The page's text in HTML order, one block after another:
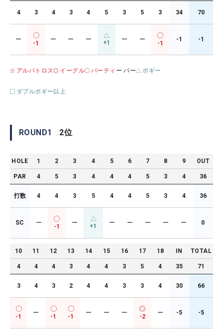
4 3 4 3 4 5 3 5 3 34 70
ー
-1
ー ー ー +1 ー ー
-1
-1 -1
アルバトロス イーグル バーティ ー パー ボギー
ダブルボギー以上
ROUND1 2位
HOLE 1 2 3 4 5 6 7 8 9 OUT
PAR 4 5 3 4 4 4 5 3 4 36
打数 4 4 3 5 4 4 5 3 4 36
SC ー
-1
ー +1 ー ー ー ー ー 0
10 11 12 13 14 15 16 17 18 IN TOTAL
4 4 4 3 4 4 3 5 4 35 71
3 4 3 2 4 4 3 3 4 30 66
-1
ー
-1 -1
ー ー ー
-2
ー -5 -5